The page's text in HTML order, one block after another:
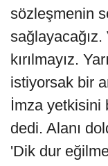
sözleşmenin
kırılmayız.
istiyorsak bir
İmza yetkisini
dedi. Alanı
'Dik dur